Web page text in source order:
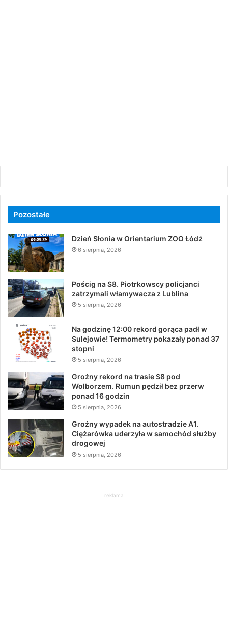
Pozostałe
Dzień Słonia w Orientarium ZOO Łódź
6 sierpnia, 2026
Pościg na S8. Piotrkowscy policjanci
zatrzymali włamywacza z Lublina
5 sierpnia, 2026
Na godzinę 12:00 rekord gorąca padł w
Sulejowie! Termometry pokazały ponad 37
stopni
5 sierpnia, 2026
Groźny rekord na trasie S8 pod
Wolborzem. Rumun pędził bez przerw
ponad 16 godzin
5 sierpnia, 2026
Groźny wypadek na autostradzie A1.
Ciężarówka uderzyła w samochód służby
drogowej
5 sierpnia, 2026
reklama